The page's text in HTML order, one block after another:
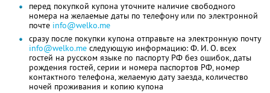
перед покупкой купона уточните наличие свободного
номера на желаемые даты по телефону или по электронной
почте info@welko.me
сразу после покупки купона отправьте на электронную почту
info@welko.me следующую информацию: Ф. И. О.всех
гостей на русском языке по паспорту РФ без ошибок, даты
рождения гостей, серии и номера паспортов РФ, номер
контактного телефона, желаемую дату заезда, количество
ночей проживания и копию купона